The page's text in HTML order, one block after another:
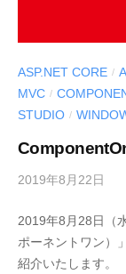
ASP.NET CORE /
MVC /
STUDIO /
2019年8月22日
M
E
S
2019年8月28日（
ポーネントワン）
紹介いたします。